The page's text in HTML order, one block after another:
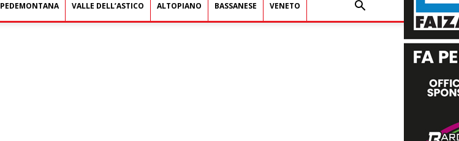
PEDEMONTANA VALLE DELL’ASTICO ALTOPIANO BASSANESE VENETO